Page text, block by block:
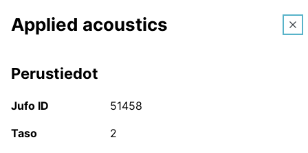
Hae kanavaa nimellä, JufoID:llä tai ISSN- tai ISBN-
Applied acoustics
Perustiedot
Jufo ID
51458
Taso
2